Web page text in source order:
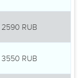
2590 RUB
3550 RUB